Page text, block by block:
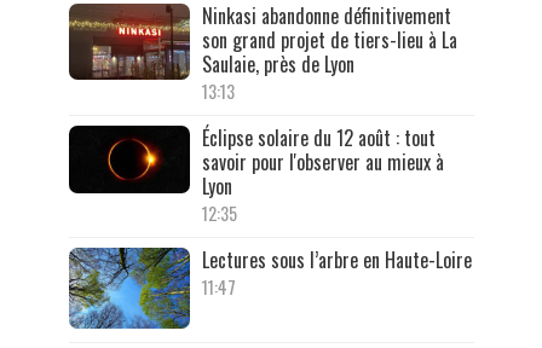
Ninkasi abandonne définitivement
son grand projet de tiers-lieu à La
Saulaie, près de Lyon
13:13
Éclipse solaire du 12 août : tout
savoir pour l'observer au mieux à
Lyon
12:35
Lectures sous l’arbre en Haute-Loire
11:47